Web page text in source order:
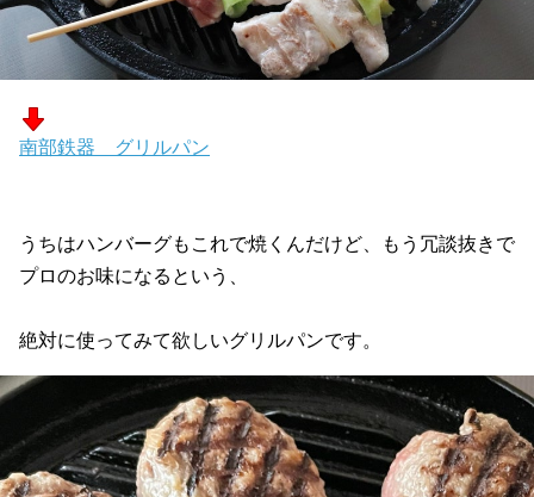
南部鉄器 グリルパン
うちはハンバーグもこれで焼くんだけど、もう冗談抜きで
プロのお味になるという、
絶対に使ってみて欲しいグリルパンです。